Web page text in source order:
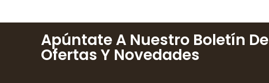
Apúntate A Nuestro Boletín De
Ofertas Y Novedades